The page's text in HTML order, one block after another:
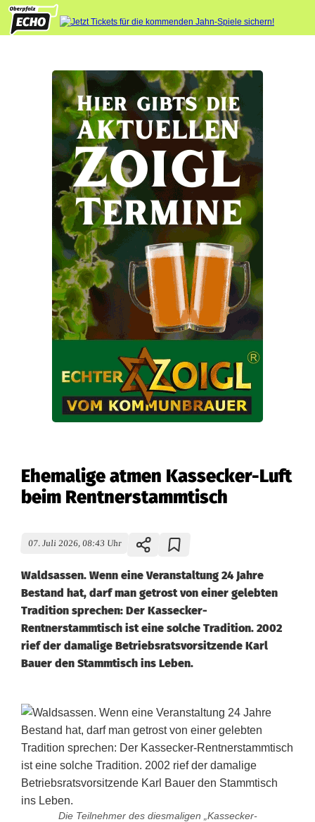
Ehemalige atmen Kassecker-Luft
beim Rentnerstammtisch
07. Juli 2026, 08:43 Uhr
Waldsassen. Wenn eine Veranstaltung 24 Jahre
Bestand hat, darf man getrost von einer gelebten
Tradition sprechen: Der Kassecker-
Rentnerstammtisch ist eine solche Tradition. 2002
rief der damalige Betriebsratsvorsitzende Karl
Bauer den Stammtisch ins Leben.
Die Teilnehmer des diesmaligen „Kassecker-